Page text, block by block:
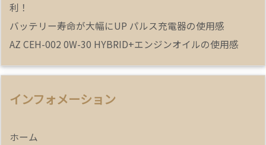
利！
バッテリー寿命が大幅にUP パルス充電器の使用感
AZ CEH-002 0W-30 HYBRID+エンジンオイルの使用感
インフォメーション
ホーム